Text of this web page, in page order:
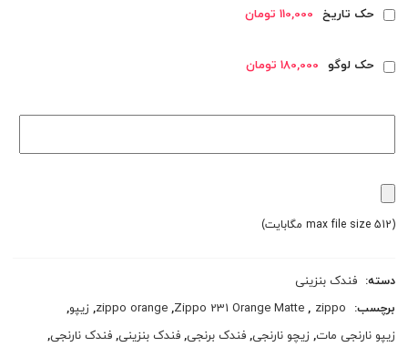
حک تاریخ 110,000 تومان
حک لوگو 180,000 تومان
(max file size 512 مگابایت)
دسته: فندک بنزینی
برچسب:
zippo
,
Zippo 231 Orange Matte
,
zippo orange
, زیپو,
زیپو نارنجی مات, زیچو نارنجی,فندک برنجی,فندک بنزینی,فندک نارنجی,